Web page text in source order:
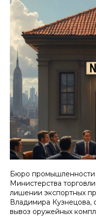
Бюро промышленности
Министерства
лишении экспортных
Владимира Кузнецова,
вывоз оружейных